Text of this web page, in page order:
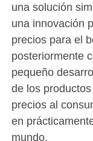
una solución
una innovación
precios para el
posteriormente
pequeño
de los
precios al
en
mundo.